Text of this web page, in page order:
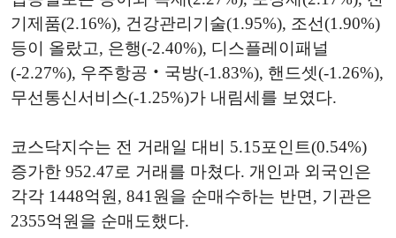
기제품(2.16%), 건강관리기술(1.95%), 조선(1.90%)
등이 올랐고, 은행(-2.40%), 디스플레이패널
(-2.27%), 우주항공‧국방(-1.83%), 핸드셋(-1.26%),
무선통신서비스(-1.25%)가 내림세를 보였다.
코스닥지수는 전 거래일 대비 5.15포인트(0.54%)
증가한 952.47로 거래를 마쳤다. 개인과 외국인은
각각 1448억원, 841원을 순매수하는 반면, 기관은
2355억원을 순매도했다.